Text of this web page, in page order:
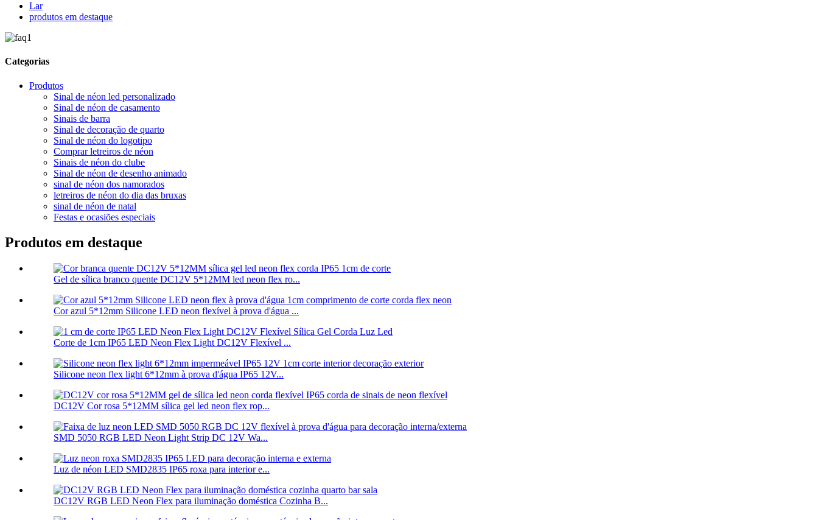
Lar
produtos em destaque
Categorias
Produtos
Sinal de néon led personalizado
Sinal de néon de casamento
Sinais de barra
Sinal de decoração de quarto
Sinal de néon do logotipo
Comprar letreiros de néon
Sinais de néon do clube
Sinal de néon de desenho animado
sinal de néon dos namorados
letreiros de néon do dia das bruxas
sinal de néon de natal
Festas e ocasiões especiais
Produtos em destaque
Gel de sílica branco quente DC12V 5*12MM led neon flex ro...
Cor azul 5*12mm Silicone LED neon flexível à prova d'água ...
Corte de 1cm IP65 LED Neon Flex Light DC12V Flexível ...
Silicone neon flex light 6*12mm à prova d'água IP65 12V...
DC12V Cor rosa 5*12MM sílica gel led neon flex rop...
SMD 5050 RGB LED Neon Light Strip DC 12V Wa...
Luz de néon LED SMD2835 IP65 roxa para interior e...
DC12V RGB LED Neon Flex para iluminação doméstica Cozinha B...